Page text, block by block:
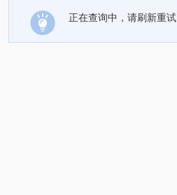
正在查询中，请刷新重试